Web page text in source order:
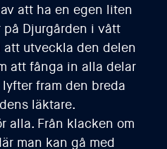
att ha en egen liten
Djurgården i vått
utveckla den delen
att fånga in alla delar
fram den breda
läktare.
alla. Från klacken om
man kan gå med